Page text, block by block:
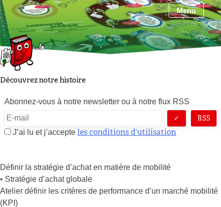
Skip
to
content
Menu
Découvrez notre histoire
Abonnez-vous à notre newsletter ou à notre flux RSS
RSS
J’ai lu et j’accepteles conditions d’utilisation
Définir la stratégie d’achat en matière de mobilité
• Stratégie d’achat globale
Atelier définir les critères de performance d’un marché mobilité
(KPI)